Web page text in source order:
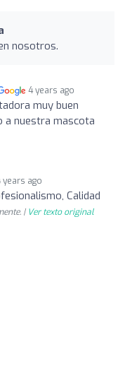
nosotros.
4 years ago
muy buen
a nuestra mascota
years ago
Calidad
| Ver texto original